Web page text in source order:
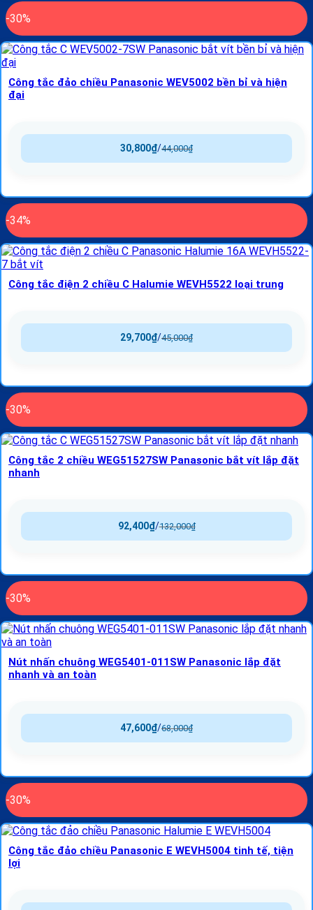
-30%
Công tắc đảo chiều Panasonic WEV5002 bền bỉ và hiện
đại
44,000₫
/
30,800₫
-34%
Công tắc điện 2 chiều C Halumie WEVH5522 loại trung
45,000₫
/
29,700₫
-30%
Công tắc 2 chiều WEG51527SW Panasonic bắt vít lắp đặt
nhanh
132,000₫
/
92,400₫
-30%
Nút nhấn chuông WEG5401-011SW Panasonic lắp đặt
nhanh và an toàn
68,000₫
/
47,600₫
-30%
Công tắc đảo chiều Panasonic E WEVH5004 tinh tế, tiện
lợi